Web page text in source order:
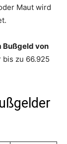
Maut wird
Bußgeld von
zu 66.925